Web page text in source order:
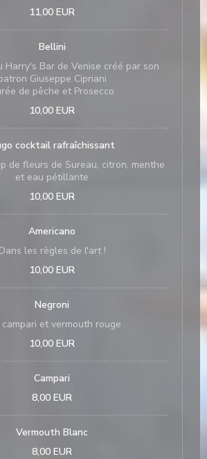
11,00 EUR
Bellini
Harry's Bar de Venise créé par son
Giuseppe Cipriani
de pêche et Prosecco
10,00 EUR
cocktail rafraîchissant
de fleurs de Sureau, citron, menthe
et eau pétillante
10,00 EUR
Americano
Dans les règles de l'art !
10,00 EUR
Negroni
campari et vermouth rouge
10,00 EUR
Campari
8,00 EUR
Vermouth Blanc
8,00 EUR